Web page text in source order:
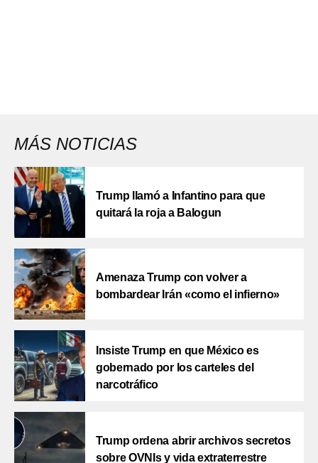
MÁS NOTICIAS
Trump llamó a Infantino para que
quitará la roja a Balogun
Amenaza Trump con volver a
bombardear Irán «como el infierno»
Insiste Trump en que México es
gobernado por los carteles del
narcotráfico
Trump ordena abrir archivos secretos
sobre OVNIs y vida extraterrestre